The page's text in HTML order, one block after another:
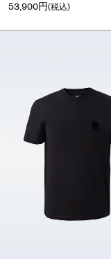
53,900円(税込)